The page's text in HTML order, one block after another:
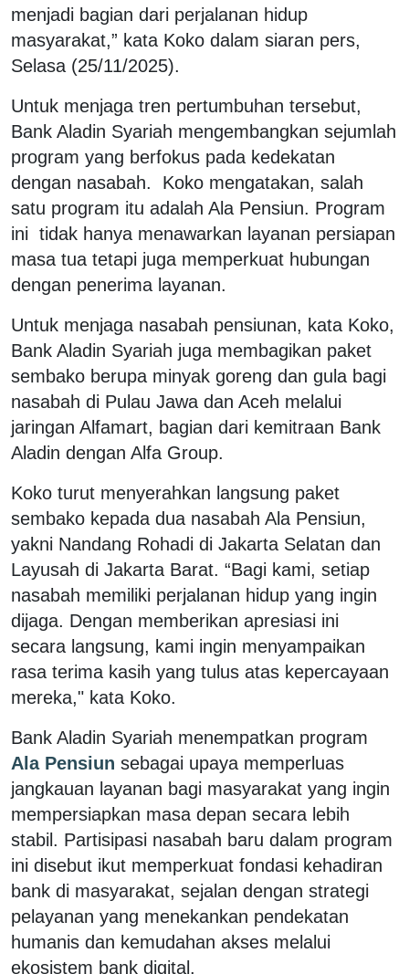
menjadi bagian dari perjalanan hidup
masyarakat,” kata Koko dalam siaran pers,
Selasa (25/11/2025).
Untuk menjaga tren pertumbuhan tersebut,
Bank Aladin Syariah mengembangkan sejumlah
program yang berfokus pada kedekatan
dengan nasabah.
Koko mengatakan, salah
satu program itu adalah Ala Pensiun. Program
ini tidak hanya menawarkan layanan persiapan
masa tua tetapi juga memperkuat hubungan
dengan penerima layanan.
Untuk menjaga nasabah pensiunan, kata Koko,
Bank Aladin Syariah juga membagikan paket
sembako berupa minyak goreng dan gula bagi
nasabah di Pulau Jawa dan Aceh melalui
jaringan Alfamart, bagian dari kemitraan Bank
Aladin dengan Alfa Group.
Koko turut menyerahkan langsung paket
sembako kepada dua nasabah Ala Pensiun,
yakni Nandang Rohadi di Jakarta Selatan dan
Layusah di Jakarta Barat. “Bagi kami, setiap
nasabah memiliki perjalanan hidup yang ingin
dijaga. Dengan memberikan apresiasi ini
secara langsung, kami ingin menyampaikan
rasa terima kasih yang tulus atas kepercayaan
mereka," kata Koko.
Bank Aladin Syariah menempatkan program
Ala Pensiun sebagai upaya memperluas
jangkauan layanan bagi masyarakat yang ingin
mempersiapkan masa depan secara lebih
stabil. Partisipasi nasabah baru dalam program
ini disebut ikut memperkuat fondasi kehadiran
bank di masyarakat, sejalan dengan strategi
pelayanan yang menekankan pendekatan
humanis dan kemudahan akses melalui
ekosistem bank digital.